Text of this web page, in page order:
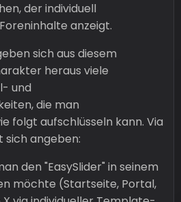
der individuell
anzeigt.
sich aus diesem
heraus viele
und
die man
folgt aufschlüsseln kann. Via
sich angeben:
den "EasySlider" in seinem
möchte (Startseite, Portal,